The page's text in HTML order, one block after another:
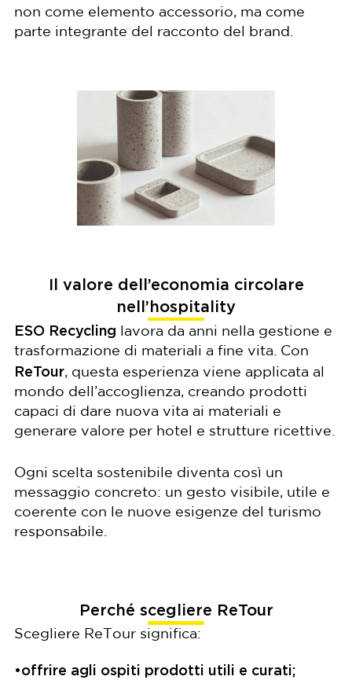
non come elemento accessorio, ma come
parte integrante del racconto del brand.
Il valore dell’economia circolare
nell’hospitality
ESO Recycling lavora da anni nella gestione e
trasformazione di materiali a fine vita. Con
ReTour, questa esperienza viene applicata al
mondo dell’accoglienza, creando prodotti
capaci di dare nuova vita ai materiali e
generare valore per hotel e strutture ricettive.
Ogni scelta sostenibile diventa così un
messaggio concreto: un gesto visibile, utile e
coerente con le nuove esigenze del turismo
responsabile.
Perché scegliere ReTour
Scegliere ReTour significa:
•offrire agli ospiti prodotti utili e curati;